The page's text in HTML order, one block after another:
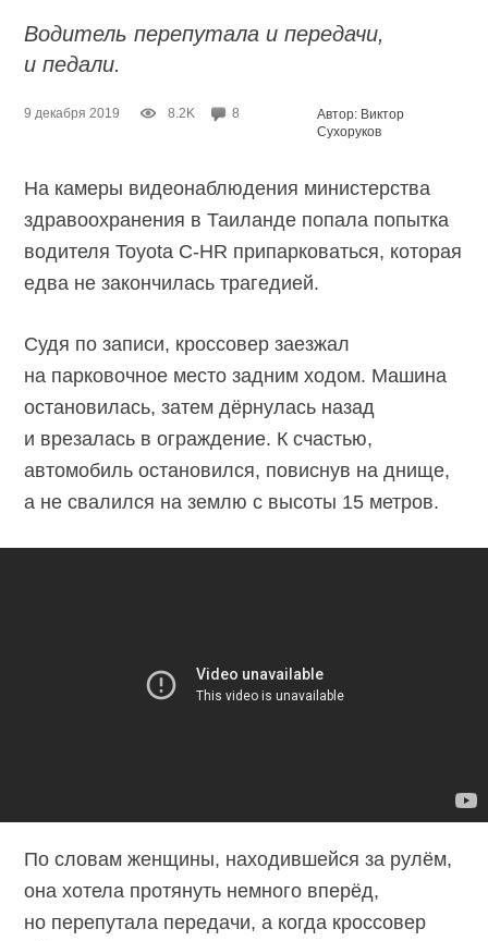
Водитель перепутала и передачи,
и педали.
9 декабря 2019 8.2K 8
Автор: Виктор
Сухоруков
На камеры видеонаблюдения министерства
здравоохранения в Таиланде попала попытка
водителя Toyota C-HR припарковаться, которая
едва не закончилась трагедией.
Судя по записи, кроссовер заезжал
на парковочное место задним ходом. Машина
остановилась, затем дёрнулась назад
и врезалась в ограждение. К счастью,
автомобиль остановился, повиснув на днище,
а не свалился на землю с высоты 15 метров.
По словам женщины, находившейся за рулём,
она хотела протянуть немного вперёд,
но перепутала передачи, а когда кроссовер